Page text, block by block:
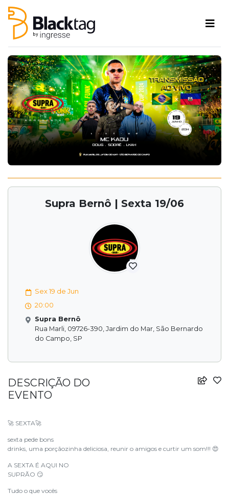
Supra Bernô | Sexta 19/06
Sex 19 de Jun
20:00
Supra Bernô
Rua Marli, 09726-390, Jardim do Mar, São Bernardo
do Campo, SP
DESCRIÇÃO DO
EVENTO
🚀 SEXTA🚀
sexta pede bons
drinks, uma porçãozinha deliciosa, reunir o amigos e curtir um som!!! 😍
A SEXTA É AQUI NO
SUPRÃO 😏
Tudo o que vocês